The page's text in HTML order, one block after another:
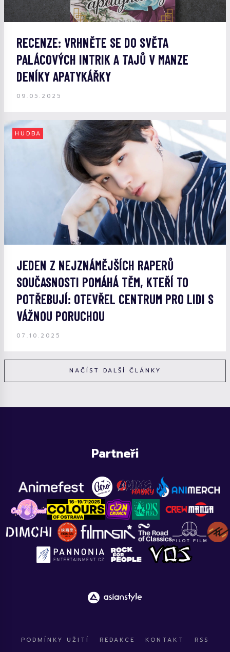
RECENZE: VRHNĚTE SE DO SVĚTA
PALÁCOVÝCH INTRIK A TAJŮ V MANZE
DENÍKY APATYKÁŘKY
09.05.2025
HUDBA
JEDEN Z NEJZNÁMĚJŠÍCH RAPERŮ
SOUČASNOSTI POMÁHÁ TĚM, KTEŘÍ TO
POTŘEBUJÍ: OTEVŘEL CENTRUM PRO LIDI S
VÁŽNOU PORUCHOU
07.10.2025
NAČÍST DALŠÍ ČLÁNKY
Partneři
PODMÍNKY UŽITÍ REDAKCE KONTAKT RSS